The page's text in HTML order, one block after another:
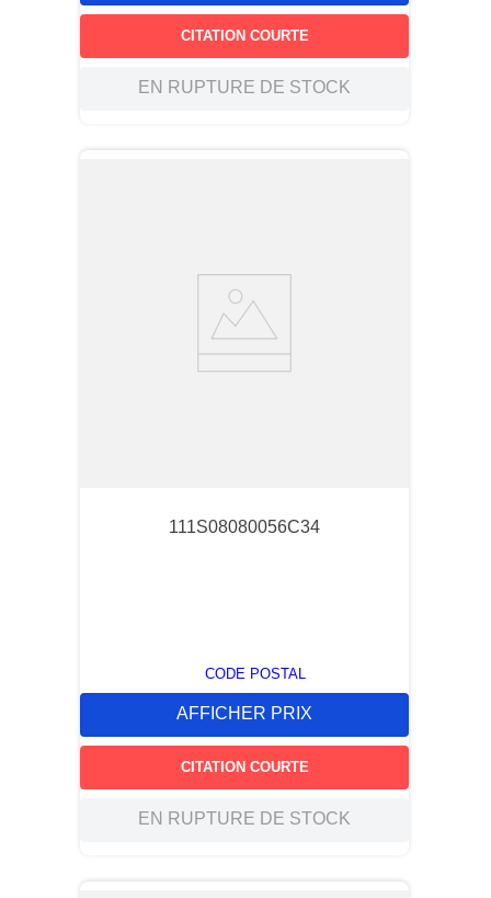
CITATION COURTE
EN RUPTURE DE STOCK
111S08080056C34
CODE POSTAL
AFFICHER PRIX
CITATION COURTE
EN RUPTURE DE STOCK